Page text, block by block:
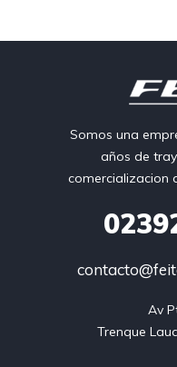
Somos una
años de
comercializacion
Av
Trenque